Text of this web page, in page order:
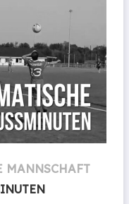
MANNSCHAFT